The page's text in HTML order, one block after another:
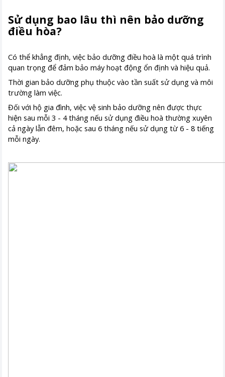
Sử dụng bao lâu thì nên bảo dưỡng
điều hòa?
Có thể khẳng định, việc bảo dưỡng điều hoà là một quá trình
quan trọng để đảm bảo máy hoạt động ổn định và hiệu quả.
Thời gian bảo dưỡng phụ thuộc vào tần suất sử dụng và môi
trường làm việc.
Đối với hộ gia đình, việc vệ sinh bảo dưỡng nên được thực
hiện sau mỗi 3 - 4 tháng nếu sử dụng điều hoà thường xuyên
cả ngày lẫn đêm, hoặc sau 6 tháng nếu sử dụng từ 6 - 8 tiếng
mỗi ngày.